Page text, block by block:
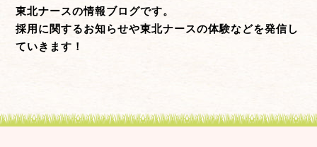
東北ナースの情報ブログです。
採用に関するお知らせや東北ナースの体験などを発信し
ていきます！